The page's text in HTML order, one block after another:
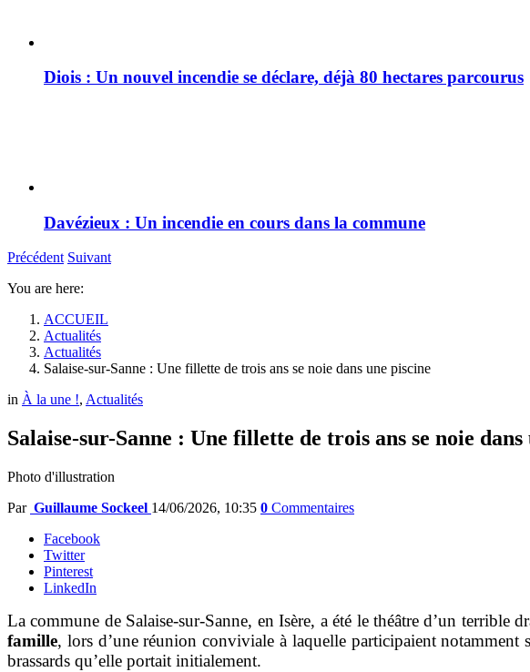
Diois : Un nouvel incendie se déclare, déjà 80 hectares parcourus
Davézieux : Un incendie en cours dans la commune
Précédent Suivant
You are here:
ACCUEIL
Actualités
Actualités
Salaise-sur-Sanne : Une fillette de trois ans se noie dans une piscine
in À la une !, Actualités
Salaise-sur-Sanne : Une fillette de trois ans se noie dans
Photo d'illustration
Par Guillaume Sockeel 14/06/2026, 10:35 0 Commentaires
Facebook
Twitter
Pinterest
LinkedIn
La commune de Salaise-sur-Sanne, en Isère, a été le théâtre d’un terrible
famille, lors d’une réunion conviviale à laquelle participaient notamment
brassards qu’elle portait initialement.